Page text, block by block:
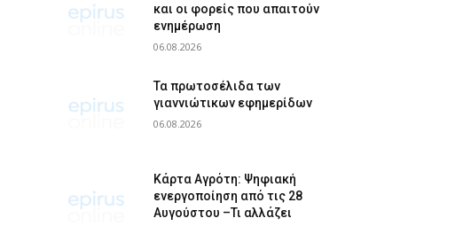
και οι φορείς που απαιτούν
ενημέρωση
06.08.2026
Τα πρωτοσέλιδα των
γιαννιώτικων εφημερίδων
06.08.2026
Κάρτα Αγρότη: Ψηφιακή
ενεργοποίηση από τις 28
Αυγούστου –Τι αλλάζει